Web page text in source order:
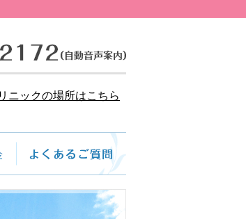
ニックの場所はこちら